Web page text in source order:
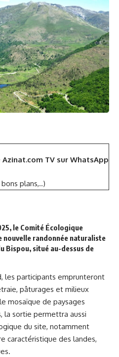
Azinat.com TV sur WhatsApp
plans,..)
le Comité Écologique
nouvelle randonnée naturaliste
Bispou, situé au-dessus de
les participants emprunteront
pâturages et milieux
mosaïque de paysages
la sortie permettra aussi
du site, notamment
caractéristique des landes,